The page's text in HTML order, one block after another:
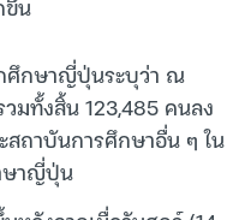
ศึกษาญี่ปุ่นระบุว่า ณ
มทั้งสิ้น 123,485 คนลง
สถาบันการศึกษาอื่น ๆ ใน
ษาญี่ปุ่น